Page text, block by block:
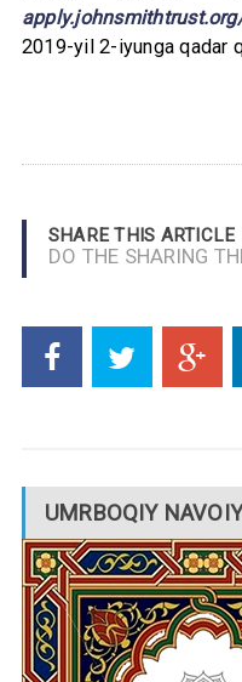
2019-yil 2-iyunga qadar
SHARE THIS ARTICLE
DO THE SHARING
UMRBOQIY